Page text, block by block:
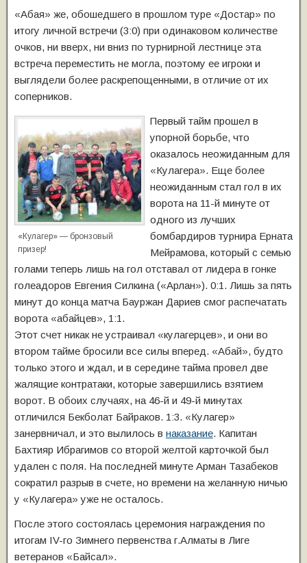
«Абая» же, обошедшего в прошлом туре «Достар» по
итогу личной встречи (3:0) при одинаковом количестве
очков, ни вверх, ни вниз по турнирной лестнице эта
встреча переместить не могла, поэтому ее игроки и
выглядели более раскрепощенными, в отличие от их
соперников.
«Кулагер» — бронзовый
призер!
Первый тайм прошел в
упорной борьбе, что
оказалось неожиданным для
«Кулагера». Еще более
неожиданным стал гол в их
ворота на 11-й минуте от
одного из лучших
бомбардиров турнира Ерната
Мейрамова, который с семью
голами теперь лишь на гол отставал от лидера в гонке
голеадоров Евгения Силкина («Арлан»). 0:1. Лишь за пять
минут до конца матча Бауржан Дариев смог распечатать
ворота «абайцев», 1:1.
Этот счет никак не устраивал «кулагерцев», и они во
втором тайме бросили все силы вперед. «Абай», будто
только этого и ждал, и в середине тайма провел две
жалящие контратаки, которые завершились взятием
ворот. В обоих случаях, на 46-й и 49-й минутах
отличился Бекболат Байраков. 1:3. «Кулагер»
занервничал, и это вылилось в наказание. Капитан
Бахтияр Ибрагимов со второй желтой карточкой был
удален с поля. На последней минуте Арман Тазабеков
сократил разрыв в счете, но времени на желанную ничью
у «Кулагера» уже не осталось.
После этого состоялась церемония награждения по
итогам IV-го Зимнего первенства г.Алматы в Лиге
ветеранов «Байсал».